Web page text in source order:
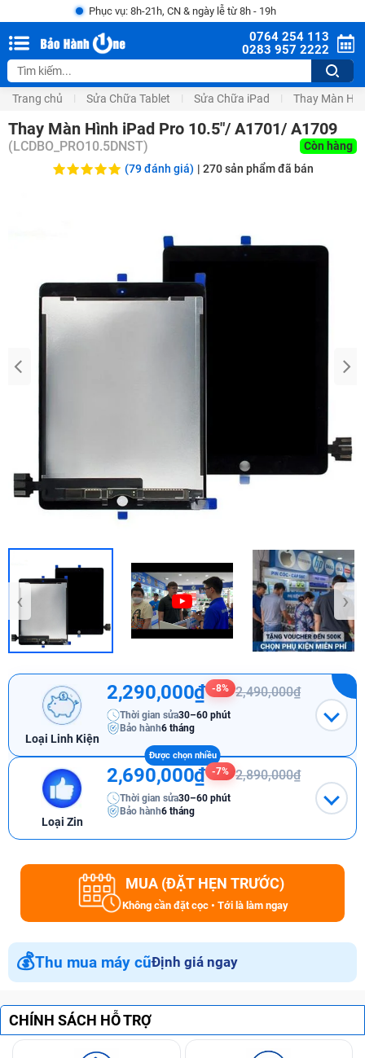
Phục vụ: 8h-21h, CN & ngày lễ từ 8h - 19h
0764 254 113
0283 957 2222
Trang chủ Sửa Chữa Tablet Sửa Chữa iPad Thay Màn
Thay Màn Hình iPad Pro 10.5"/ A1701/ A1709
(LCDBO_PRO10.5DNST)
Còn hàng
(79 đánh giá) | 270sản phẩm đã bán
‹ ›
Loại Linh Kiện
2,290,000₫ -8% 2,490,000₫
Thời gian sửa30–60 phút
Bảo hành6 tháng
Loại Zin
2,690,000₫ -7% 2,890,000₫
Thời gian sửa30–60 phút
Bảo hành6 tháng
MUA (ĐẶT HẸN TRƯỚC)
Không cần đặt cọc • Tới là làm ngay
💰Thu mua máy cũĐịnh giá ngay
CHÍNH SÁCH HỖ TRỢ